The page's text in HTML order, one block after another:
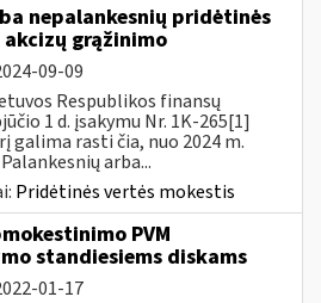
nepalankesnių pridėtinės
akcizų grąžinimo
09-09
Respublikos finansų
1 d. įsakymu Nr. 1K-265[1]
galima rasti čia, nuo 2024 m.
arba...
Pridėtinės vertės mokestis
PVM
standiesiems diskams
01-17